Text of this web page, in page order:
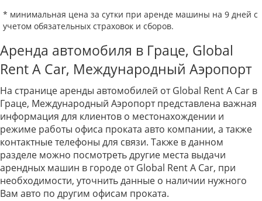
* минимальная цена за сутки при аренде машины на 9 дней с
учетом обязательных страховок и сборов.
Аренда автомобиля в Граце, Global
Rent A Car, Международный Аэропорт
На странице аренды автомобилей от Global Rent A Car в
Граце, Международный Аэропорт представлена важная
информация для клиентов о местонахождении и
режиме работы офиса проката авто компании, а также
контактные телефоны для связи. Также в данном
разделе можно посмотреть другие места выдачи
арендных машин в городе от Global Rent A Car, при
необходимости, уточнить данные о наличии нужного
Вам авто по другим офисам проката.